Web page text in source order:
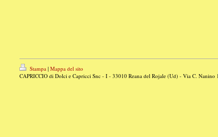
Stampa | Mappa del sito
CAPRICCIO di Dolci e Capricci Snc - I - 33010 Reana del Rojale (Ud) - Via C. Nanino